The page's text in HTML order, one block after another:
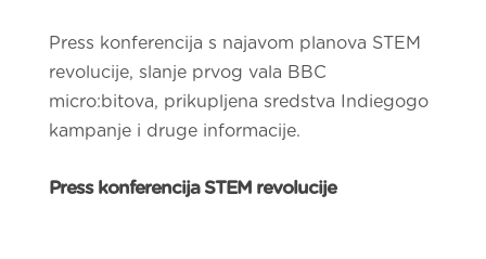
Press konferencija s najavom planova STEM
revolucije, slanje prvog vala BBC
micro:bitova, prikupljena sredstva Indiegogo
kampanje i druge informacije.
Press konferencija STEM revolucije